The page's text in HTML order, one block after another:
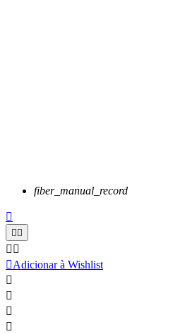
fiber_manual_record

 
 
Adicionar à Wishlist



